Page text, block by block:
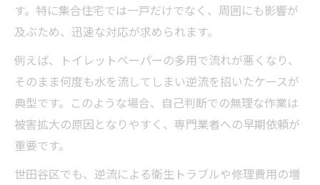
す。特に集合住宅では一戸だけでなく、周囲にも影響が
及ぶため、迅速な対応が求められます。
例えば、トイレットペーパーの多用で流れが悪くなり、
そのまま何度も水を流してしまい逆流を招いたケースが
典型です。このような場合、自己判断での無理な作業は
被害拡大の原因となりやすく、専門業者への早期依頼が
重要です。
世田谷区でも、逆流による衛生トラブルや修理費用の増